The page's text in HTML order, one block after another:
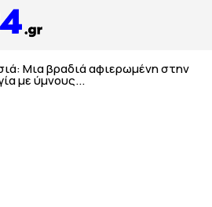
Μια βραδιά αφιερωμένη στην
με ύμνους...